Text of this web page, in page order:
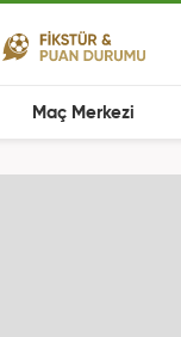
Maç Merkezi